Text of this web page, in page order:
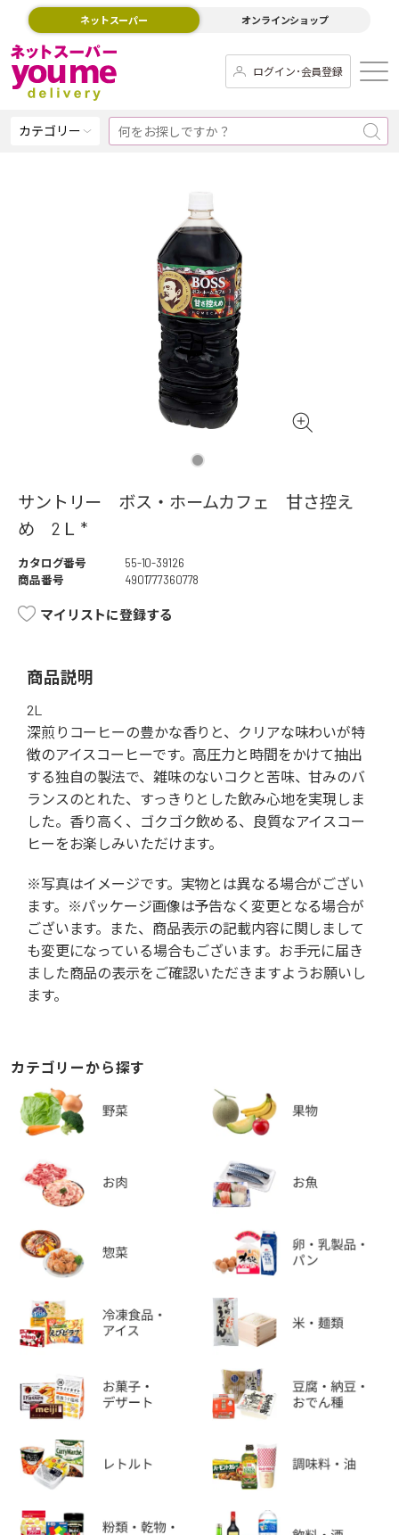
ネットスーパー オンラインショップ
ログイン･会員登録
カテゴリー
サントリー ボス・ホームカフェ 甘さ控え
め 2Ｌ *
カタログ番号
55-10-39126
商品番号
4901777360778
マイリストに登録する
商品説明
2L
深煎りコーヒーの豊かな香りと、クリアな味わいが特
徴のアイスコーヒーです。高圧力と時間をかけて抽出
する独自の製法で、雑味のないコクと苦味、甘みのバ
ランスのとれた、すっきりとした飲み心地を実現しま
した。香り高く、ゴクゴク飲める、良質なアイスコー
ヒーをお楽しみいただけます。
※写真はイメージです。実物とは異なる場合がござい
ます。※パッケージ画像は予告なく変更となる場合が
ございます。また、商品表示の記載内容に関しまして
も変更になっている場合もございます。お手元に届き
ました商品の表示をご確認いただきますようお願いし
ます。
カテゴリーから探す